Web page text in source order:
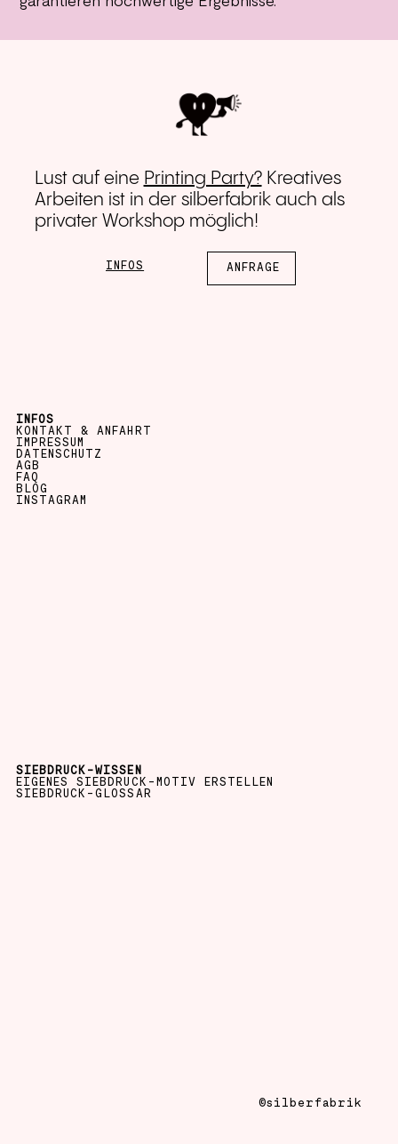
Lust auf eine Printing Party?Kreatives
Arbeiten ist in der silberfabrik auch als
privater Workshop möglich!
INFOS ANFRAGE
INFOS
KONTAKT & ANFAHRT
IMPRESSUM
DATENSCHUTZ
AGB
FAQ
BLOG
INSTAGRAM
SIEBDRUCK-WISSEN
EIGENES SIEBDRUCK-MOTIV ERSTELLEN
SIEBDRUCK-GLOSSAR
©silberfabrik